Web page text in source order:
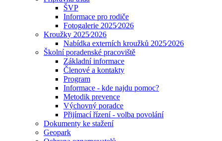
ŠVP
Informace pro rodiče
Fotogalerie 2025⁄2026
Kroužky 2025⁄2026
Nabídka externích kroužků 2025⁄2026
Školní poradenské pracoviště
Základní informace
Členové a kontakty
Program
Informace - kde najdu pomoc?
Metodik prevence
Výchovný poradce
Přijímací řízení - volba povolání
Dokumenty ke stažení
Geopark